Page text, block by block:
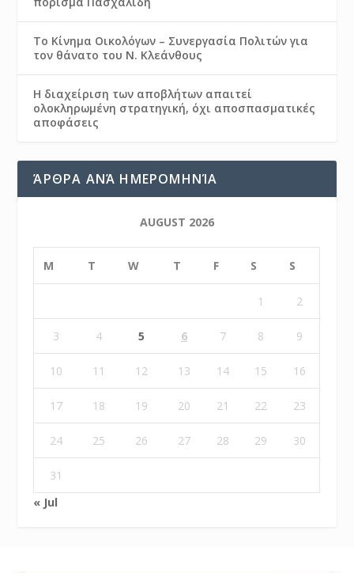
Το Κίνημα Οικολόγων – Συνεργασία Πολιτών για
τον θάνατο του Ν. Κλεάνθους
Η διαχείριση των αποβλήτων απαιτεί
ολοκληρωμένη στρατηγική, όχι αποσπασματικές
αποφάσεις
ΆΡΘΡΑ ΑΝΆ ΗΜΕΡΟΜΗΝΊΑ
AUGUST 2026
M T W T F S S
1 2
3 4 5 6 7 8 9
10 11 12 13 14 15 16
17 18 19 20 21 22 23
24 25 26 27 28 29 30
31
« Jul